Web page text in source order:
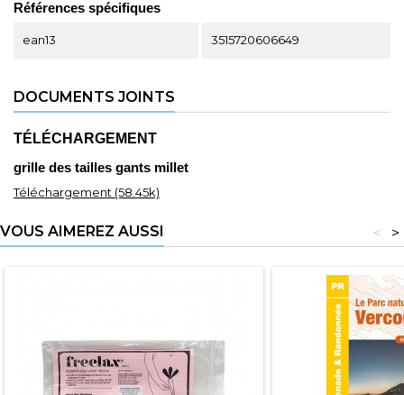
Références spécifiques
ean13 3515720606649
DOCUMENTS JOINTS
TÉLÉCHARGEMENT
grille des tailles gants millet
Téléchargement (58.45k)
VOUS AIMEREZ AUSSI >
<